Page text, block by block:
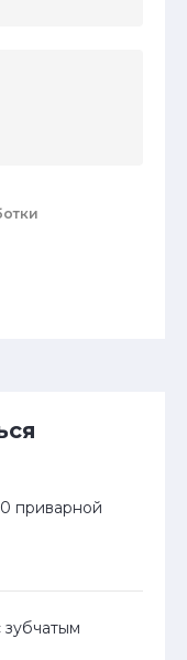
приварной
зубчатым